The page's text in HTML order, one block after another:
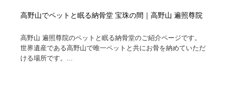
高野山でペットと眠る納骨堂 宝珠の間｜高野山 遍照尊院
高野山 遍照尊院のペットと眠る納骨堂のご紹介ページです。
世界遺産である高野山で唯一ペットと共にお骨を納めていただ
ける場所です。...